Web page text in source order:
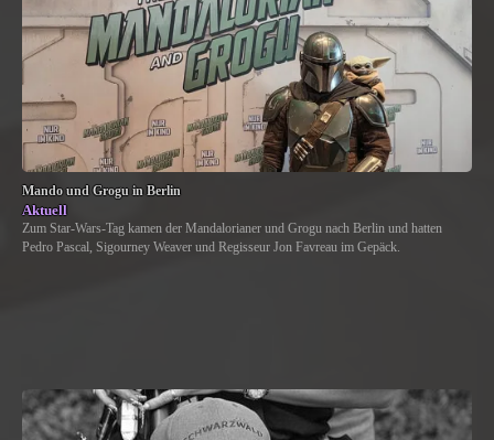
Mando und Grogu in Berlin
Aktuell
Zum Star-Wars-Tag kamen der Mandalorianer und Grogu nach Berlin und hatten
Pedro Pascal, Sigourney Weaver und Regisseur Jon Favreau im Gepäck.